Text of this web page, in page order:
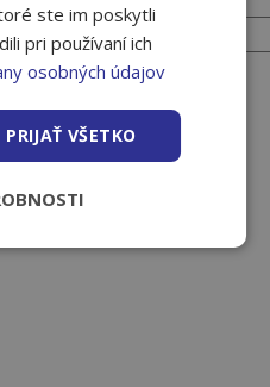
osobných údajov.
ste im poskytli
pri používaní ich
osobných údajov
PRIJAŤ VŠETKO